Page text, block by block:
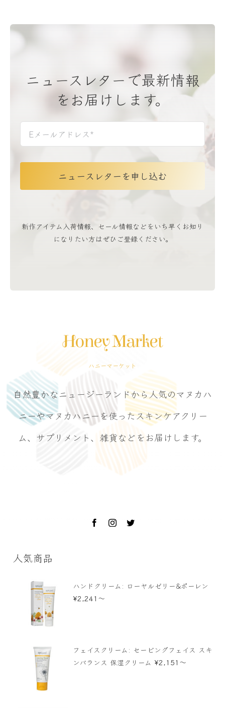
ニュースレターで最新情報
をお届けします。
ニュースレターを申し込む
新作アイテム入荷情報、セール情報などをいち早くお知り
になりたい方はぜひご登録ください。
Honey Market
ハニーマーケット
自然豊かなニュージーランドから人気のマヌカハ
ニーやマヌカハニーを使ったスキンケアクリー
ム、サプリメント、雑貨などをお届けします。
人気商品
ハンドクリーム: ローヤルゼリー&ポーレン
¥2,241 〜
フェイスクリーム: セービングフェイス スキ
ンバランス 保湿クリーム ¥2,151 〜